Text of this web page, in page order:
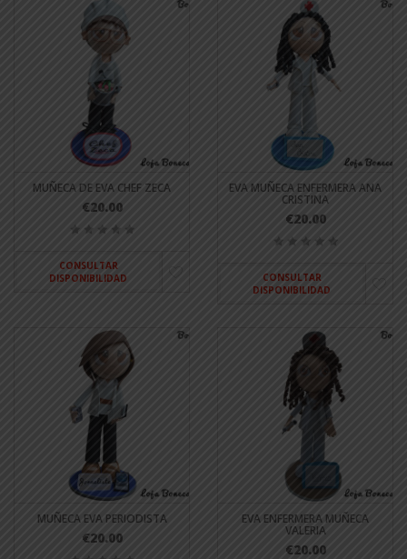
MUÑECA DE EVA CHEF ZECA
€20.00
CONSULTAR
DISPONIBILIDAD
EVA MUÑECA ENFERMERA ANA
CRISTINA
€20.00
CONSULTAR
DISPONIBILIDAD
MUÑECA EVA PERIODISTA
€20.00
EVA ENFERMERA MUÑECA
VALERIA
€20.00